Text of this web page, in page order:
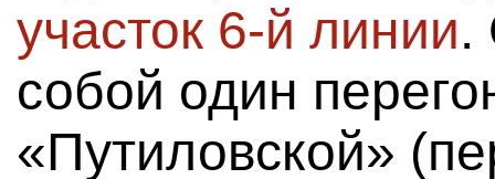
участок 6-й линии.
собой один
«Путиловской»